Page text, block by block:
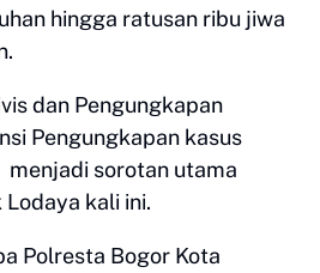
hingga ratusan ribu jiwa
dan Pengungkapan
Pengungkapan kasus
menjadi sorotan utama
kali ini.
Polresta Bogor Kota